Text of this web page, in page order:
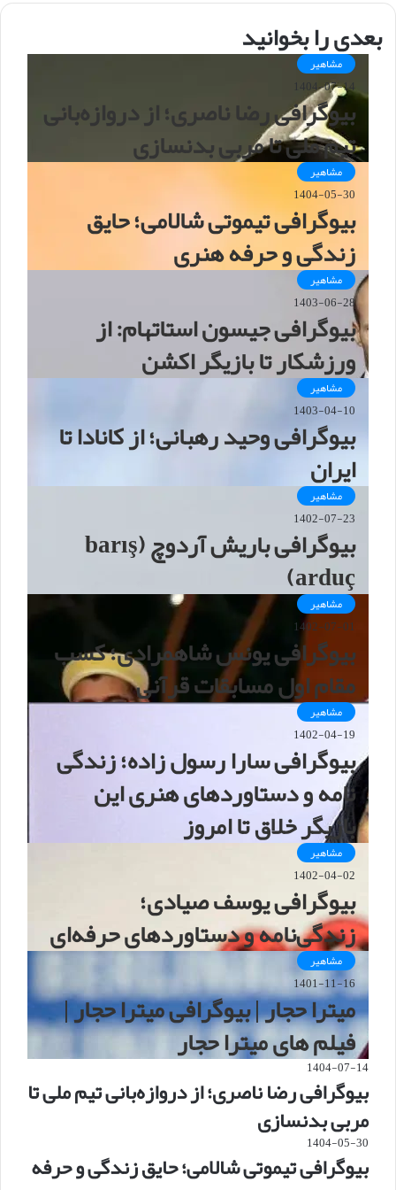
بعدی را بخوانید
مشاهیر
1404-07-14
بیوگرافی رضا ناصری؛ از دروازه‌بانی
تیم ملی تا مربی بدنسازی
مشاهیر
1404-05-30
بیوگرافی تیموتی شالامی؛ حایق
زندگی و حرفه هنری
مشاهیر
1403-06-28
بیوگرافی جیسون استاتهام: از
ورزشکار تا بازیگر اکشن
مشاهیر
1403-04-10
بیوگرافی وحید رهبانی؛ از کانادا تا
ایران
مشاهیر
1402-07-23
بیوگرافی باریش آردوچ (barış
arduç)
مشاهیر
1402-07-01
بیوگرافی یونس شاهمرادی؛ کسب
مقام اول مسابقات قرآنی
مشاهیر
1402-04-19
بیوگرافی سارا رسول زاده؛ زندگی
نامه و دستاوردهای هنری این
بازیگر خلاق تا امروز
مشاهیر
1402-04-02
بیوگرافی یوسف صیادی؛
زندگی‌نامه و دستاوردهای حرفه‌ای
مشاهیر
1401-11-16
میترا حجار | بیوگرافی میترا حجار |
فیلم های میترا حجار
1404-07-14
بیوگرافی رضا ناصری؛ از دروازه‌بانی تیم ملی تا
مربی بدنسازی
1404-05-30
بیوگرافی تیموتی شالامی؛ حایق زندگی و حرفه